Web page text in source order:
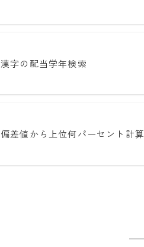
漢字の配当学年検索
偏差値から上位何パーセント計算